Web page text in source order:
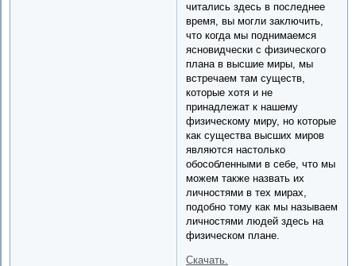
читались здесь в последнее
время, вы могли заключить,
что когда мы поднимаемся
ясновидчески с физического
плана в высшие миры, мы
встречаем там существ,
которые хотя и не
принадлежат к нашему
физическому миру, но которые
как существа высших миров
являются настолько
обособленными в себе, что мы
можем также назвать их
личностями в тех мирах,
подобно тому как мы называем
личностями людей здесь на
физическом плане.
Скачать.